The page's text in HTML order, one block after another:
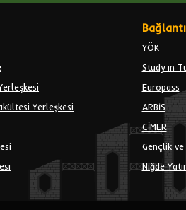
Yerleşkesi
YÖK
Study in
Europass
ARBİS
CİMER
Gençlik ve
Niğde